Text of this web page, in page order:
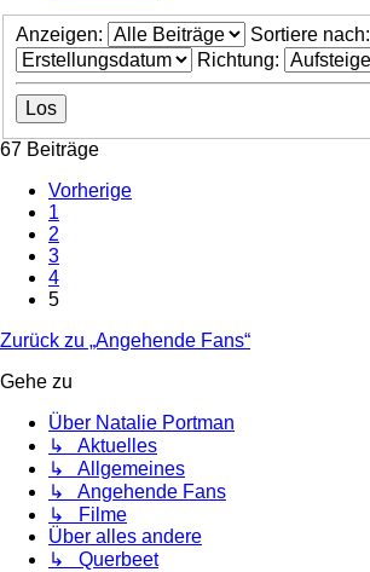
Anzeigen:
Sortiere nach:
Richtung:
67 Beiträge
Vorherige
1
2
3
4
5
Zurück zu „Angehende Fans“
Gehe zu
Über Natalie Portman
↳ Aktuelles
↳ Allgemeines
↳ Angehende Fans
↳ Filme
Über alles andere
↳ Querbeet